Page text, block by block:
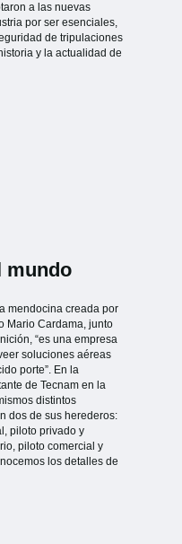
a las nuevas
por ser esenciales,
de tripulaciones
y la actualidad de
mundo
mendocina creada por
Mario Cardama, junto
“es una empresa
soluciones aéreas
porte”. En la
de Tecnam en la
distintos
dos de sus herederos:
piloto privado y
piloto comercial y
los detalles de